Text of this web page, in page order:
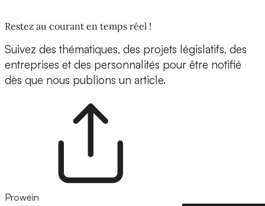
Restez au courant en temps réel !
Suivez des thématiques, des projets législatifs, des
entreprises et des personnalités pour être notifié
dès que nous publions un article.
Prowein